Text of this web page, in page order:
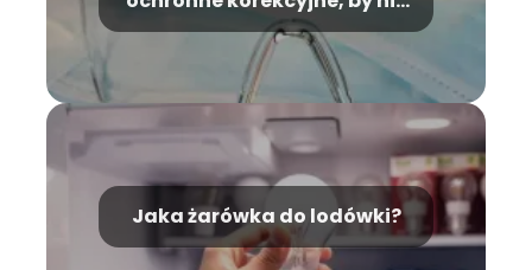
przeszkadzały podczas
wielogodzinnej pracy
fizycznej?
Jaka żarówka do lodówki?